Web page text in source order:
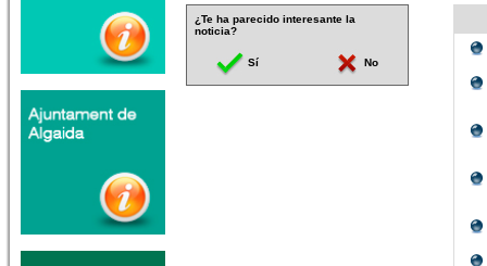
¿Te ha parecido interesante la
noticia?
Sí No